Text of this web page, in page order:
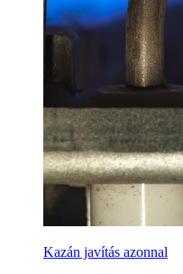
Kazán javítás azonnal